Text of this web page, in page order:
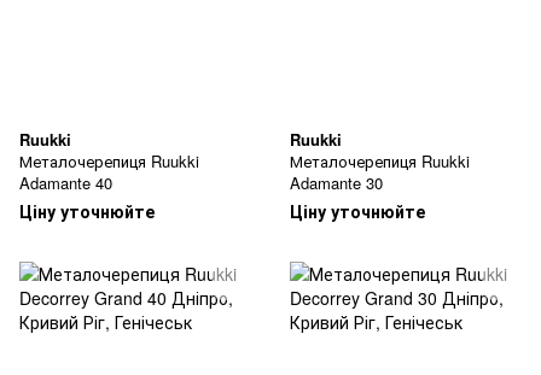
Ruukki
Металочерепиця Ruukki
Adamante 40
Ціну уточнюйте
Ruukki
Металочерепиця Ruukki
Adamante 30
Ціну уточнюйте